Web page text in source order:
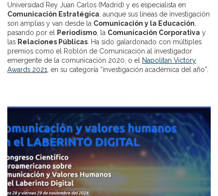
Universidad Rey Juan Carlos (Madrid) y es especialista en
Comunicación Estratégica , aunque sus líneas de investigación
son amplias y van desde la Comunicación y la Educación
pasando por el
Periodismo , la Comunicación Corporativa y
las Relaciones Públicas . Ha sido galardonado con múltiples
premios como el Roblón de Comunicación al investigador
emergente de la comunicación 2020, o el
Napolitan Victory
Awards 2021 , en su categoría “investigación académica del año”.